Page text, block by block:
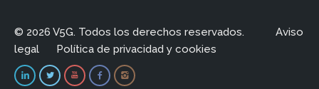
© 2026 V5G. Todos los derechos reservados.
Aviso
legal
Política de privacidad y cookies